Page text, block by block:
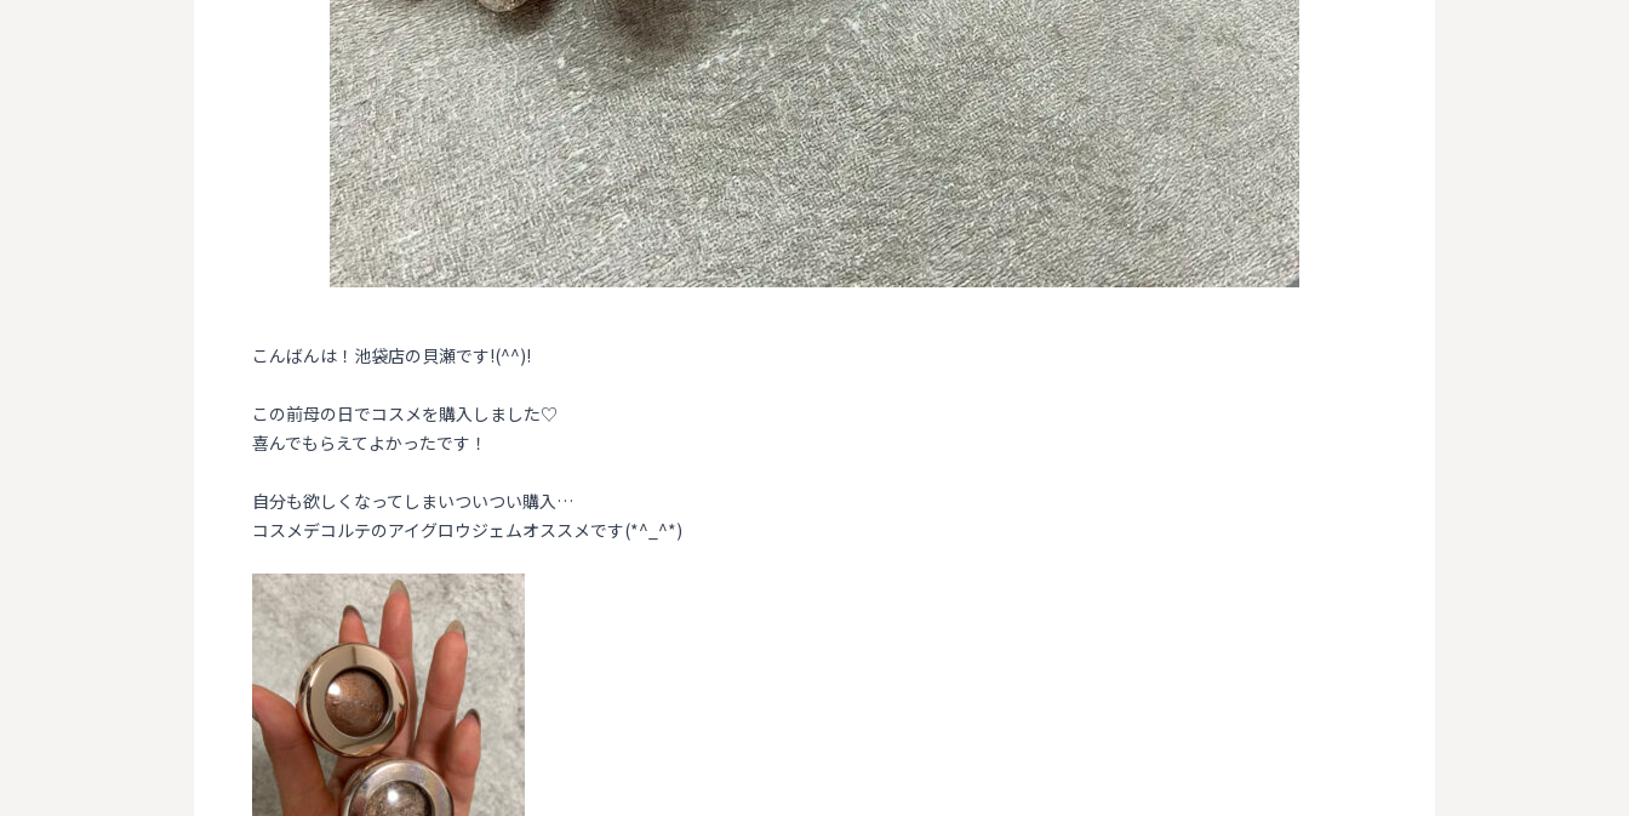
こんばんは！池袋店の貝瀬です!(^^)!
この前母の日でコスメを購入しました♡
喜んでもらえてよかったです！
自分も欲しくなってしまいついつい購入…
コスメデコルテのアイグロウジェムオススメです(*^_^*)